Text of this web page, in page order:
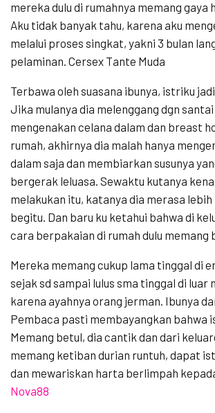
mereka dulu di rumahnya memang gaya
Aku tidak banyak tahu, karena aku
melalui proses singkat, yakni 3 bulan
pelaminan. Cersex Tante Muda
Terbawa oleh suasana ibunya, istriku
Jika mulanya dia melenggang dgn santai
mengenakan celana dalam dan breast
rumah, akhirnya dia malah hanya
dalam saja dan membiarkan susunya
bergerak leluasa. Sewaktu kutanya
melakukan itu, katanya dia merasa lebih
begitu. Dan baru ku ketahui bahwa di
cara berpakaian di rumah dulu memang
Mereka memang cukup lama tinggal di
sejak sd sampai lulus sma tinggal di luar
karena ayahnya orang jerman. Ibunya
Pembaca pasti membayangkan bahwa
Memang betul, dia cantik dan dari
memang ketiban durian runtuh, dapat
dan mewariskan harta berlimpah
Nova88